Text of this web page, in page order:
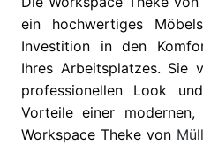
ein hochwertiges
Investition in den
Ihres Arbeitsplatzes. Sie
professionellen Look
Vorteile einer
Workspace Theke von